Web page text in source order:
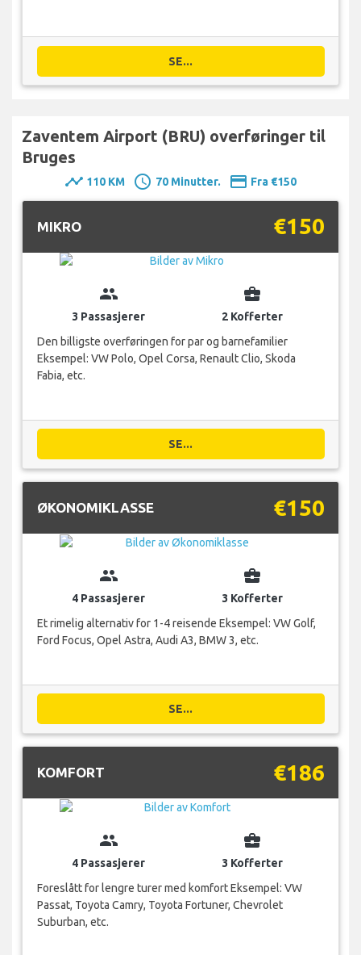
SE...
Zaventem Airport (BRU) overføringer til
Bruges
timeline 110 KM schedule 70 Minutter. payment Fra €150
MIKRO €150
group
3 Passasjerer
business_center
2 Kofferter
Den billigste overføringen for par og barnefamilier
Eksempel: VW Polo, Opel Corsa, Renault Clio, Skoda
Fabia, etc.
SE...
ØKONOMIKLASSE €150
group
4 Passasjerer
business_center
3 Kofferter
Et rimelig alternativ for 1-4 reisende Eksempel: VW Golf,
Ford Focus, Opel Astra, Audi A3, BMW 3, etc.
SE...
KOMFORT €186
group
4 Passasjerer
business_center
3 Kofferter
Foreslått for lengre turer med komfort Eksempel: VW
Passat, Toyota Camry, Toyota Fortuner, Chevrolet
Suburban, etc.